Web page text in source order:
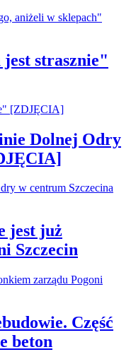
strasznie"
Dolnej Odry
jest już
Szczecin
Część
beton